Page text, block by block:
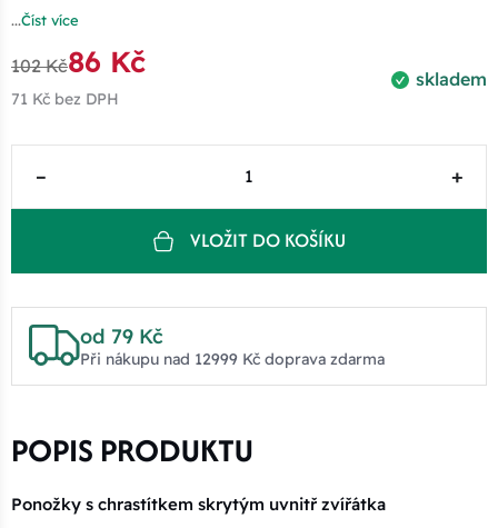
...Číst více
skladem
102 Kč86 Kč
71 Kč bez DPH
– +
VLOŽIT DO KOŠÍKU
od 79 Kč
Při nákupu nad 12999 Kč doprava zdarma
POPIS PRODUKTU
Ponožky s chrastítkem skrytým uvnitř zvířátka